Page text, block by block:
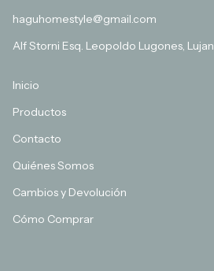
haguhomestyle@gmail.com
Alf Storni Esq. Leopoldo Lugones, Lujan
Inicio
Productos
Contacto
Quiénes Somos
Cambios y Devolución
Cómo Comprar